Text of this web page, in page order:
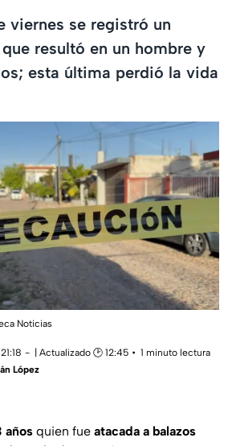
viernes se registró un
resultó en un hombre y
esta última perdió la vida
Noticias
| Actualizado 🕑 12:45
1 minuto lectura
López
años quien fue atacada a balazos